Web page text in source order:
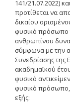
ΕΡΓΑ
Guidelines
141/21.07.2022)
προτίθεται να
δικαίου
φυσικό πρόσωπο
ανθρωπίνου
σύμφωνα με την
Συνεδρίασης
ακαδημαϊκού
φυσικό
φυσικό πρόσωπο,
εξής: